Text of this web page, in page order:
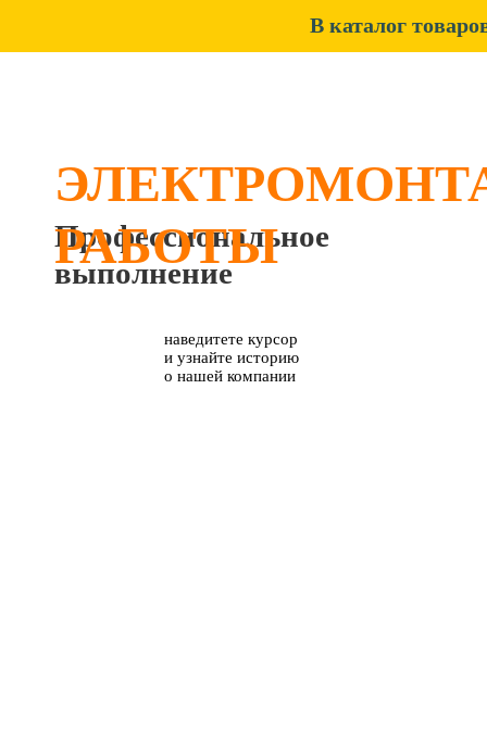
Профессиональное
выполнение
РАБОТЫ
наведитете курсор
и узнайте историю
о нашей компании
В каталог